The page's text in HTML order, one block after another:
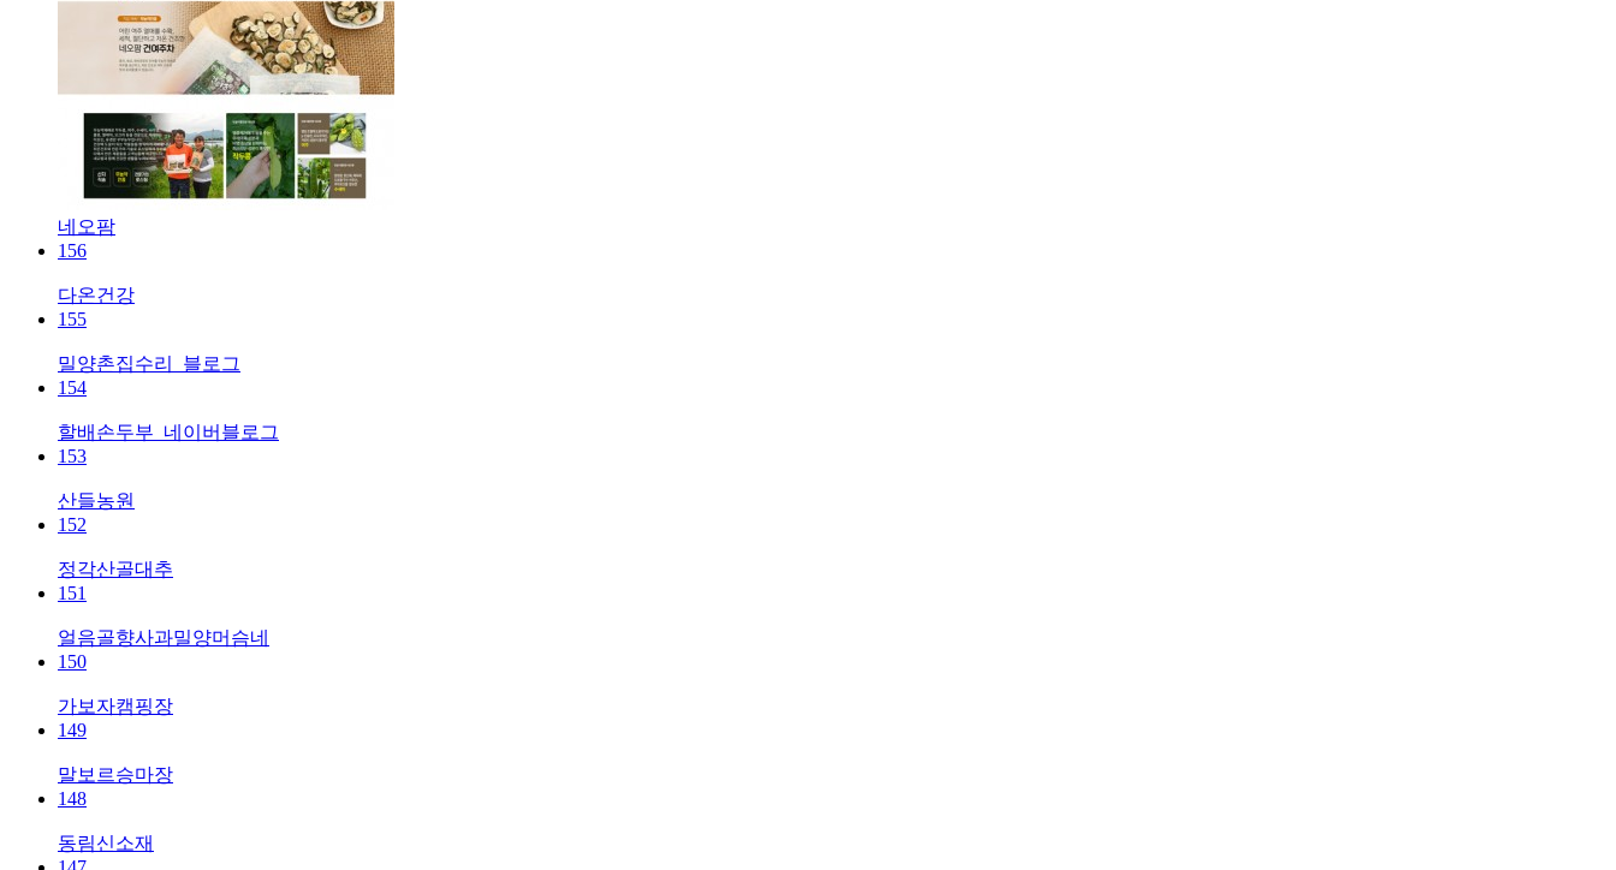
네오팜
156
다온건강
155
밀양촌집수리_블로그
154
할배손두부_네이버블로그
153
산들농원
152
정각산골대추
151
얼음골향사과밀양머슴네
150
가보자캠핑장
149
말보르승마장
148
동림신소재